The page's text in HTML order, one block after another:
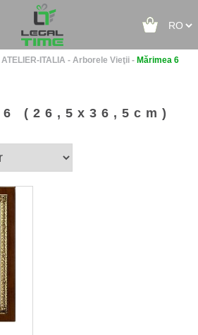
ITALIA
ICONIC
CUORE
VETRO-
ITALIA - Arborele Vieţii - Mărimea 6
(26,5x36,5cm)